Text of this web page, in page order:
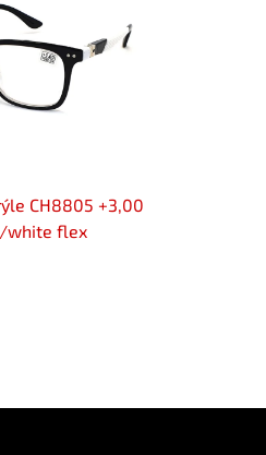
CH8805 +3,00
white flex